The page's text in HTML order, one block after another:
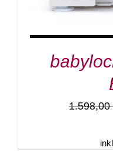
1.598,00